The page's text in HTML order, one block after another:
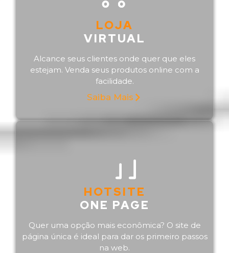
LOJA
VIRTUAL
Alcance seus clientes onde quer que eles
estejam. Venda seus produtos online com a
facilidade.
Saiba Mais
HOTSITE
ONE PAGE
Quer uma opção mais econômica? O site de
página única é ideal para dar os primeiro passos
na web.